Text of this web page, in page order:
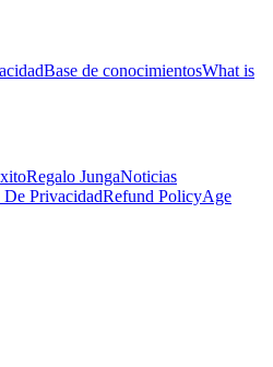
Base de conocimientosWhat is
Regalo JungaNoticias
PrivacidadRefund PolicyAge